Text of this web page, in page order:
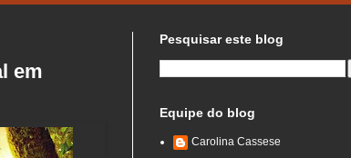
em
Pesquisar este blog
Equipe do blog
Carolina Cassese